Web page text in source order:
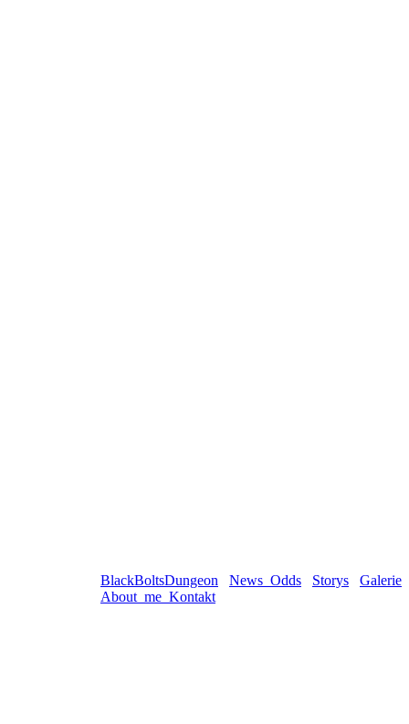
BlackBoltsDungeon News_Odds Storys
Galerie
About_me_Kontakt